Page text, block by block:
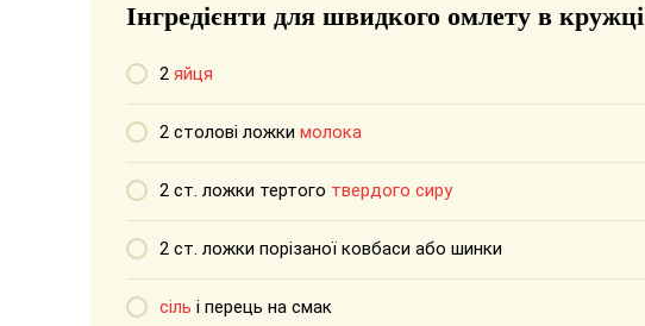
Інгредієнти для швидкого омлету в кружці
2 яйця
2 столові ложки молока
2 ст. ложки тертого твердого сиру
2 ст. ложки порізаної ковбаси або шинки
сіль і перець на смак